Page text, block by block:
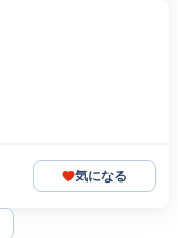
気になる